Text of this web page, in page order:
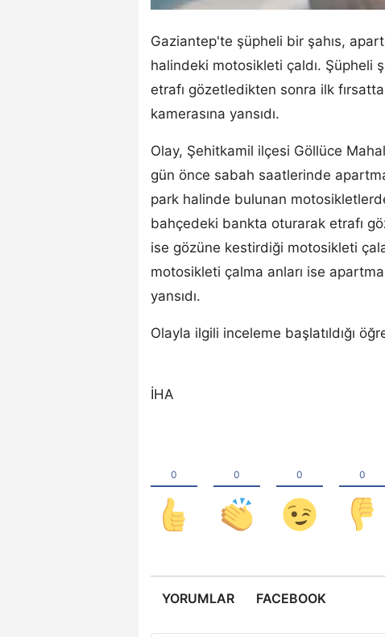
Gaziantep'te şüpheli bir şahıs,
halindeki motosikleti çaldı. Şüpheli
etrafı gözetledikten sonra ilk
kamerasına yansıdı.
Olay, Şehitkamil ilçesi Göllüce
gün önce sabah saatlerinde
park halinde bulunan
bahçedeki bankta oturarak etrafı
ise gözüne kestirdiği motosikleti
motosikleti çalma anları ise
yansıdı.
Olayla ilgili inceleme başlatıldığı
İHA
YORUMLAR FACEBOOK